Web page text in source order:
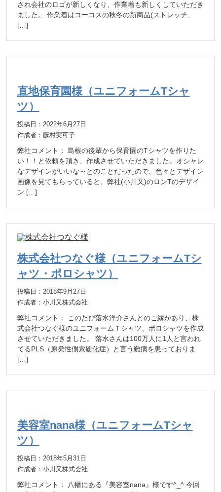
され会社のロゴが新しくなり、作業着も新しくしていただき
ました。 作業着はコーコスの秋冬の新商品(ストレッチ、
[…]
直地保育園様（ユニフォームTシャ
ツ）
投稿日：2022年6月27日
作成者：藤村実可子
弊社コメント： 島根の後輩から保育園のTシャツを作りた
い！！と依頼を頂き、作成させていただきました。オシャレ
なデザインがいいな～とのことだったので、色々とデザイン
画像を見てもらっていると、弊社(小川又)のロンTのデザイ
ン […]
株式会社つなぐ様（ユニフォームTシ
ャツ・ポロシャツ）
投稿日：2018年9月27日
作成者：小川又株式会社
弊社コメント： このたび落水洋介さんとのご縁があり、株
式会社つなぐ様のユニフォームＴシャツ、ポロシャツを作成
させていただきました。 落水さんは100万人に1人と言われ
てるPLS（原発性側索硬化症）と言う難病を患っておりま
[…]
美容室nana様（ユニフォームTシャ
ツ）
投稿日：2018年5月31日
作成者：小川又株式会社
弊社コメント： 八幡にある『美容室nana』様です^_^ 今回